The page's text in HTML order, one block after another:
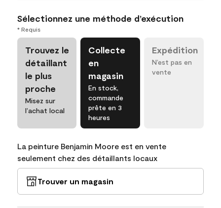
Sélectionnez une méthode d’exécution
* Requis
Trouvez le
détaillant
le plus
proche
Misez sur
l’achat local
Collecte
en
magasin
En stock,
commande
prête en 3
heures
Expédition
N’est pas en
vente
La peinture Benjamin Moore est en vente
seulement chez des détaillants locaux
Trouver un magasin